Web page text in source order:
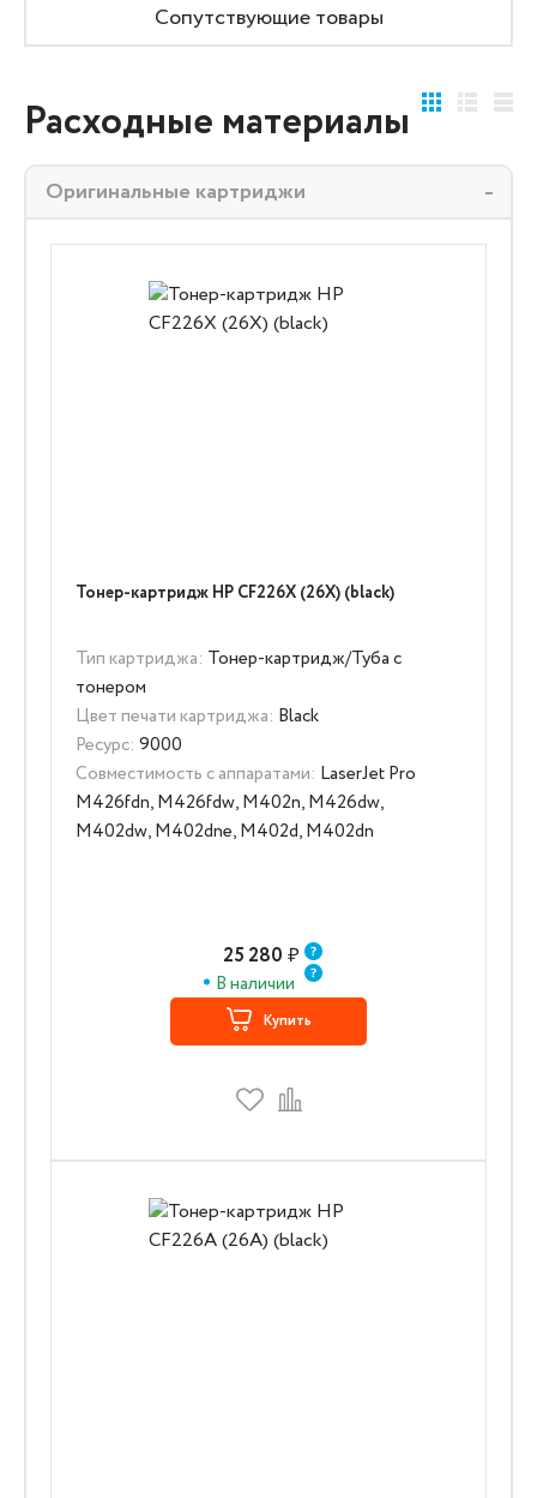
Сопутствующие товары
Расходные материалы
Оригинальные картриджи
Тонер-картридж HP CF226X (26X) (black)
Тип картриджа: Тонер-картридж/Туба с
тонером
Цвет печати картриджа: Black
Ресурс: 9000
Совместимость с аппаратами: LaserJet Pro
M426fdn, M426fdw, M402n, M426dw,
M402dw, M402dne, M402d, M402dn
25 280 ₽
В наличии
Купить